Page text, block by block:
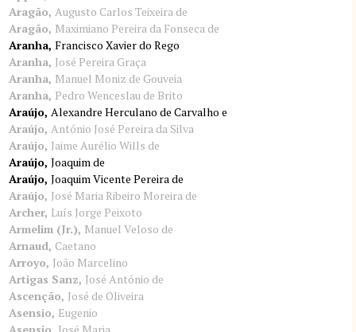
Aragão Augusto Carlos Teixeira de
Aragão Maximiano Pereira da Fonseca de
Aranha Francisco Xavier do Rego
Aranha José Pereira Graça
Aranha Manuel Moniz de Gouveia
Aranha Pedro Wenceslau de Brito
Araújo Alexandre Herculano de Carvalho e
Araújo António José Pereira da Silva
Araújo Jaime Aurélio Wills de
Araújo Joaquim de
Araújo Joaquim Vicente Pereira de
Araújo José Maria Ribeiro Moreira de
Archer Luís Jorge Peixoto
Armelim (Jr.) Manuel Veloso de
Arnaud Caetano
Arroyo João Marcelino
Artigas Sanz José António de
Ascenção José de Oliveira
Asensio Eugenio